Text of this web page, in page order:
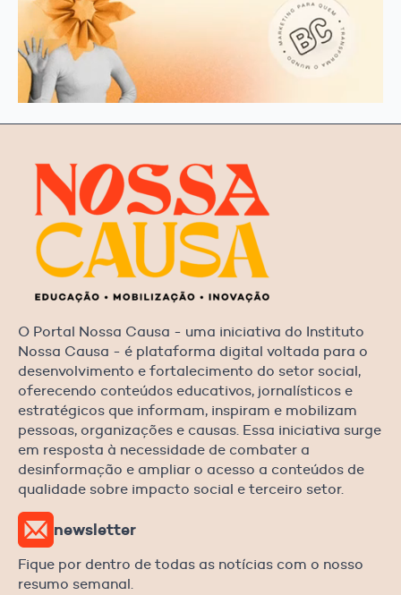
O Portal Nossa Causa - uma iniciativa do Instituto
Nossa Causa - é plataforma digital voltada para o
desenvolvimento e fortalecimento do setor social,
oferecendo conteúdos educativos, jornalísticos e
estratégicos que informam, inspiram e mobilizam
pessoas, organizações e causas. Essa iniciativa surge
em resposta à necessidade de combater a
desinformação e ampliar o acesso a conteúdos de
qualidade sobre impacto social e terceiro setor.
newsletter
Fique por dentro de todas as notícias com o nosso
resumo semanal.